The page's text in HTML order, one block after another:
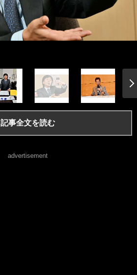
記事全文を読む
advertisement